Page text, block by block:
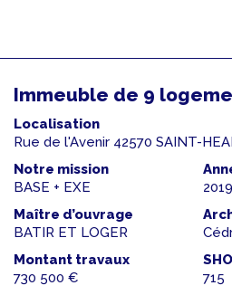
Immeuble de 9
Localisation
Rue de l'Avenir 42570 SAINT-
Notre mission
BASE + EXE
2019
Maître d’ouvrage
BATIR ET LOGER
Montant travaux
730 500 €
715